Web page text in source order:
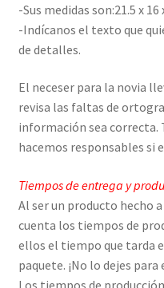
-Sus medidas son:21.5 x 16
-Indícanos el texto que
de detalles.
El neceser para la novia
revisa las faltas de
información sea correcta.
hacemos responsables si
Tiempos de entrega y
Al ser un producto hecho
cuenta los tiempos de
ellos el tiempo que tarda
paquete. ¡No lo dejes